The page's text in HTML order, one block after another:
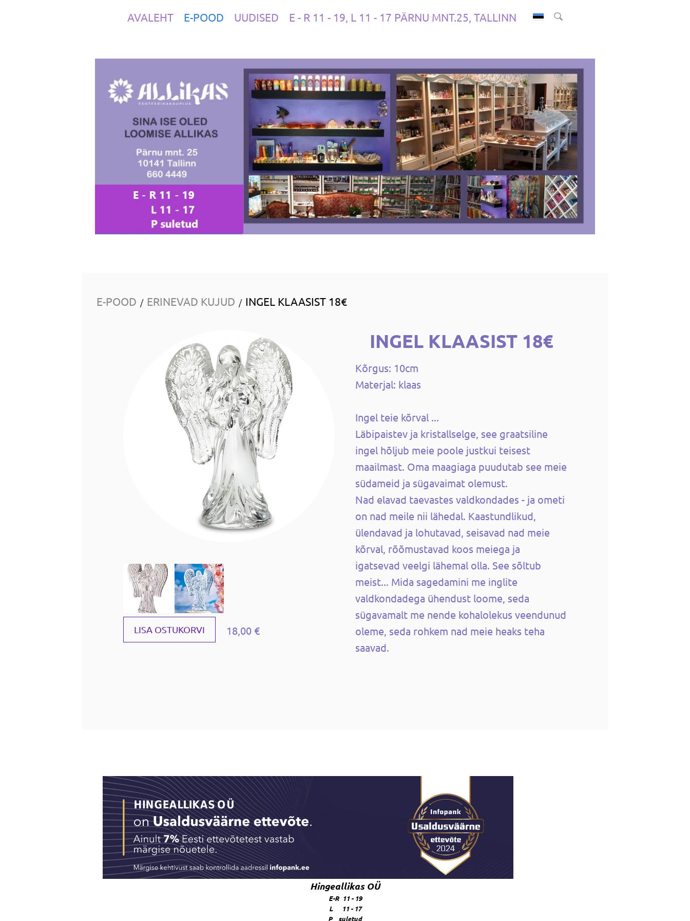
AVALEHT E-POOD UUDISED E - R 11 - 19, L 11 - 17 PÄRNU MNT.25, TALLINN
E-POOD / ERINEVAD KUJUD / INGEL KLAASIST 18€
LISA OSTUKORVI 18,00 €
INGEL KLAASIST 18€
Kõrgus: 10cm
Materjal: klaas
Ingel teie kõrval ...
Läbipaistev ja kristallselge, see graatsiline
ingel hõljub meie poole justkui teisest
maailmast. Oma maagiaga puudutab see meie
südameid ja sügavaimat olemust.
Nad elavad taevastes valdkondades - ja ometi
on nad meile nii lähedal. Kaastundlikud,
ülendavad ja lohutavad, seisavad nad meie
kõrval, rõõmustavad koos meiega ja
igatsevad veelgi lähemal olla. See sõltub
meist... Mida sagedamini me inglite
valdkondadega ühendust loome, seda
sügavamalt me ​​nende kohalolekus veendunud
oleme, seda rohkem nad meie heaks teha
saavad.
Hingeallikas OÜ
E-R 11 - 19
L 11 - 17
P suletud